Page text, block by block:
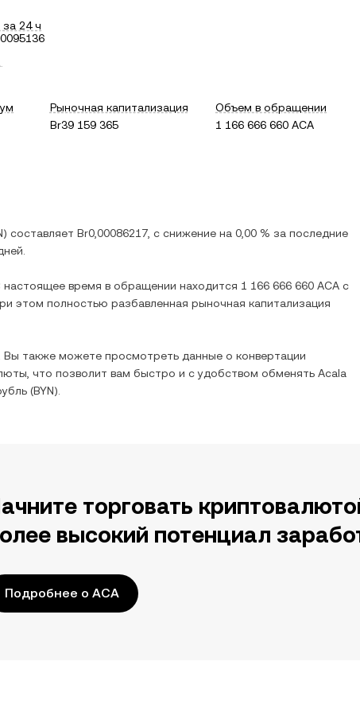
24 ч
.
Рыночная капитализация
Br39 159 365
Объем в обращении
1 166 666 660 ACA
) составляет Br0,00086217 , c снижение на 0,00 % за последние
настоящее время в обращении находится 1 166 666 660 ACA с
этом полностью разбавленная рыночная капитализация
Вы также можете просмотреть данные о конвертации
что позволит вам быстро и с удобством обменять Acala
(BYN).
торговать
высокий потенциал
Подробнее о ACA